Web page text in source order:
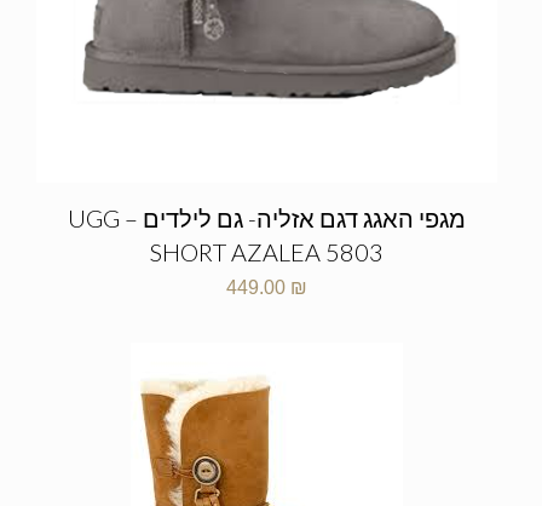
מגפי האגג דגם אזליה- גם לילדים – UGG
SHORT AZALEA 5803
449.00 ₪